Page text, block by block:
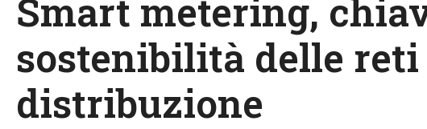
Smart metering,
sostenibilità delle
distribuzione